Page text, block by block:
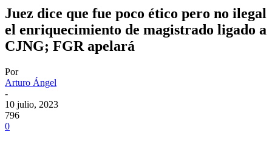
Juez dice que fue poco ético pero no ilegal
el enriquecimiento de magistrado ligado a
CJNG; FGR apelará
Por
Arturo Ángel
-
10 julio, 2023
796
0